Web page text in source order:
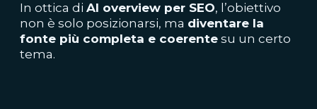
In ottica di AI overview per SEO, l’obiettivo
non è solo posizionarsi, ma diventare la
fonte più completa e coerente su un certo
tema.